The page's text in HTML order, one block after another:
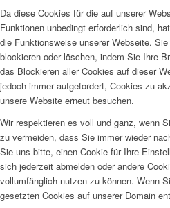
Da diese Cookies für die auf unserer
Funktionen unbedingt erforderlich sind,
die Funktionsweise unserer Webseite.
blockieren oder löschen, indem Sie Ihre
das Blockieren aller Cookies auf dieser
jedoch immer aufgefordert, Cookies zu
unsere Website erneut besuchen.
Wir respektieren es voll und ganz, wenn
zu vermeiden, dass Sie immer wieder
Sie uns bitte, einen Cookie für Ihre
sich jederzeit abmelden oder andere
vollumfänglich nutzen zu können. Wenn
gesetzten Cookies auf unserer Domain